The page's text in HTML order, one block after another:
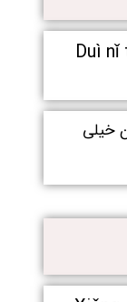
Duì
خیلی